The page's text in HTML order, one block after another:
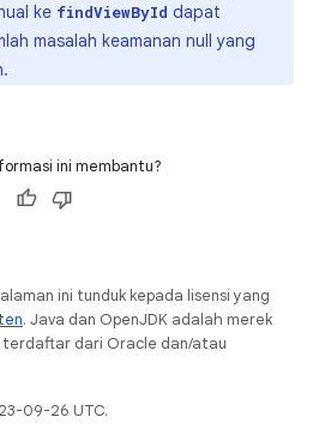
ke findViewById dapat
masalah keamanan null yang
ini membantu?
ini tunduk kepada lisensi yang
. Java dan OpenJDK adalah merek
dari Oracle dan/atau
09-26 UTC.